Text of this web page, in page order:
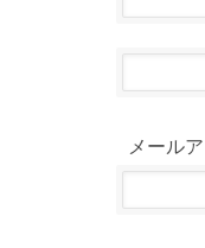
メール